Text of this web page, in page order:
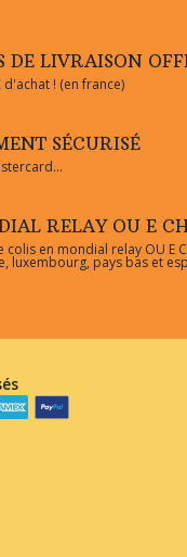
DE LIVRAISON
d'achat ! (en france)
SÉCURISÉ
RELAY OU E
colis en mondial relay OU E
luxembourg, pays bas et